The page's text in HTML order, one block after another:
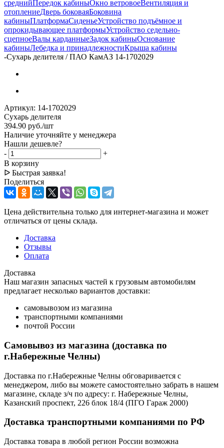
среднийПередок кабиныОкно ветровоеВентиляция и
отоплениеДверь боковаяБоковина
кабиныПлатформаСиденьеУстройство подъёмное и
опрокидывающее платформыУстройство седельно-
сцепноеВалы карданныеЗадок кабиныОснование
кабиныЛебедка и принадлежностиКрыша кабины
-Сухарь делителя / ПАО КамАЗ 14-1702029
Артикул: 14-1702029
Сухарь делителя
394.90 руб./шт
Наличие уточняйте у менеджера
Нашли дешевле?
-
+
В корзину
ᐅ Быстрая заявка!
Поделиться
Цена действительна только для интернет-магазина и может
отличаться от цены склада.
Доставка
Отзывы
Оплата
Доставка
Наш магазин запасных частей к грузовым автомобилям
предлагает несколько вариантов доставки:
самовывозом из магазина
транспортными компаниями
почтой России
Самовывоз из магазина (доставка по
г.Набережные Челны)
Доставка по г.Набережные Челны обговаривается с
менеджером, либо вы можете самостоятельно забрать в нашем
магазине, складе з/ч по адресу: г. Набережные Челны,
Казанский проспект, 226 блок 18/4 (ПГО Гараж 2000)
Доставка транспортными компаниями по РФ
Доставка товара в любой регион России возможна